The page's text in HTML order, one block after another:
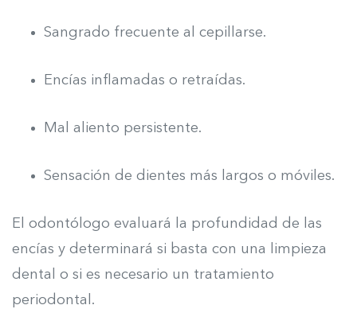
Sangrado frecuente al cepillarse.
Encías inflamadas o retraídas.
Mal aliento persistente.
Sensación de dientes más largos o móviles.
El odontólogo evaluará la profundidad de las
encías y determinará si basta con una limpieza
dental o si es necesario un tratamiento
periodontal.